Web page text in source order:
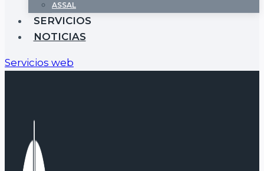
ASSAL
SERVICIOS
NOTICIAS
Servicios web